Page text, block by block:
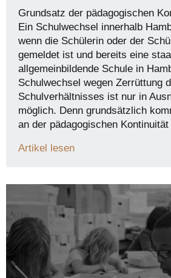
Grundsatz der pädagogischen
Ein Schulwechsel innerhalb
wenn die Schülerin oder der
gemeldet ist und bereits eine
allgemeinbildende Schule in
Schulwechsel wegen Zerrüttung
Schulverhältnisses ist nur in
möglich. Denn grundsätzlich
an der pädagogischen
Artikel lesen